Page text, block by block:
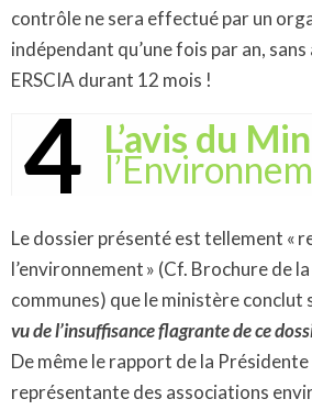
contrôle ne sera effectué par un
indépendant qu’une fois par an,
ERSCIA durant 12 mois !
4 L’avis du
Le dossier présenté est tellement «
l’environnement » (Cf. Brochure de
communes) que le ministère conclut
vu de l’insuffisance flagrante de ce
De même le rapport de la Présidente
représentante des associations